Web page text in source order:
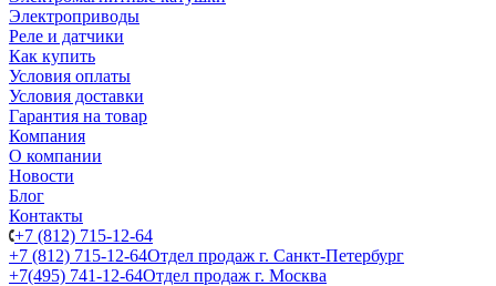
Электроприводы
Реле и датчики
Как купить
Условия оплаты
Условия доставки
Гарантия на товар
Компания
О компании
Новости
Блог
Контакты
+7 (812) 715-12-64
+7 (812) 715-12-64Отдел продаж г. Санкт-Петербург
+7(495) 741-12-64Отдел продаж г. Москва